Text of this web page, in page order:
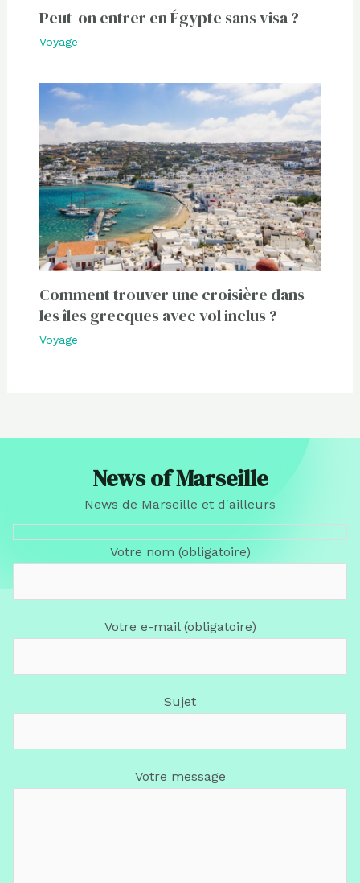
Peut-on entrer en Égypte sans visa ?
Voyage
Comment trouver une croisière dans
les îles grecques avec vol inclus ?
Voyage
News of Marseille
News de Marseille et d'ailleurs
Votre nom (obligatoire)
Votre e-mail (obligatoire)
Sujet
Votre message